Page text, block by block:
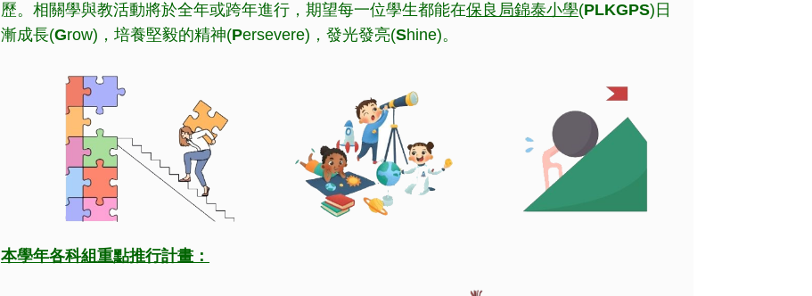
歷。相關學與教活動將於全年或跨年進行，期望每一位學生都能在保良局錦泰小學(PLKGPS)日
漸成長(Grow)，培養堅毅的精神(Persevere)，發光發亮(Shine)。
本學年各科組重點推行計畫 ：